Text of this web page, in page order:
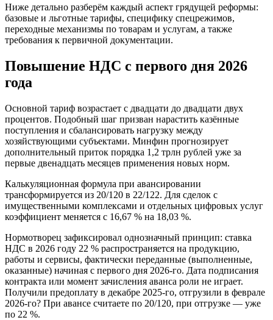
Ниже детально разберём каждый аспект грядущей реформы:
базовые и льготные тарифы, специфику спецрежимов,
переходные механизмы по товарам и услугам, а также
требования к первичной документации.
Повышение НДС с первого дня 2026
года
Основной тариф возрастает с двадцати до двадцати двух
процентов. Подобный шаг призван нарастить казённые
поступления и сбалансировать нагрузку между
хозяйствующими субъектами. Минфин прогнозирует
дополнительный приток порядка 1,2 трлн рублей уже за
первые двенадцать месяцев применения новых норм.
Калькуляционная формула при авансировании
трансформируется из 20/120 в 22/122. Для сделок с
имущественными комплексами и отдельных цифровых услуг
коэффициент меняется с 16,67 % на 18,03 %.
Нормотворец зафиксировал однозначный принцип: ставка
НДС в 2026 году 22 % распространяется на продукцию,
работы и сервисы, фактически переданные (выполненные,
оказанные) начиная с первого дня 2026‑го. Дата подписания
контракта или момент зачисления аванса роли не играет.
Получили предоплату в декабре 2025‑го, отгрузили в феврале
2026‑го? При авансе считаете по 20/120, при отгрузке — уже
по 22 %.